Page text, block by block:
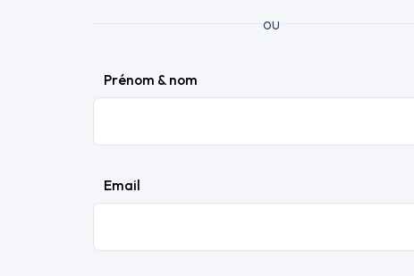
ou
Prénom & nom
Email